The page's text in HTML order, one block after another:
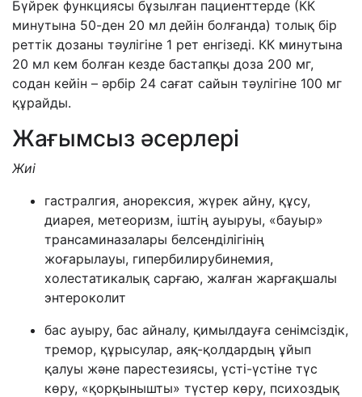
Бүйрек функциясы бұзылған пациенттерде (КК
минутына 50-ден 20 мл дейін болғанда) толық бір
реттік дозаны тәулігіне 1 рет енгізеді. КК минутына
20 мл кем болған кезде бастапқы доза 200 мг,
содан кейін – әрбір 24 сағат сайын тәулігіне 100 мг
құрайды.
Жағымсыз әсерлері
Жиі
гастралгия, анорексия, жүрек айну, құсу,
диарея, метеоризм, іштің ауыруы, «бауыр»
трансаминазалары белсенділігінің
жоғарылауы, гипербилирубинемия,
холестатикалық сарғаю, жалған жарғақшалы
энтероколит
бас ауыру, бас айналу, қимылдауға сенімсіздік,
тремор, құрысулар, аяқ-қолдардың ұйып
қалуы және парестезиясы, үсті-үстіне түс
көру, «қорқынышты» түстер көру, психоздық